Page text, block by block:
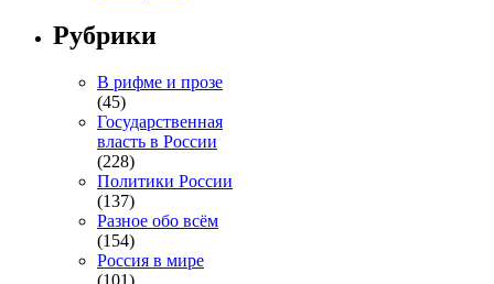
Рубрики
В рифме и прозе
(45)
Государственная
власть в России
(228)
Политики России
(137)
Разное обо всём
(154)
Россия в мире